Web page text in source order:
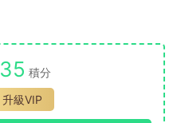
35 積分
升級VIP